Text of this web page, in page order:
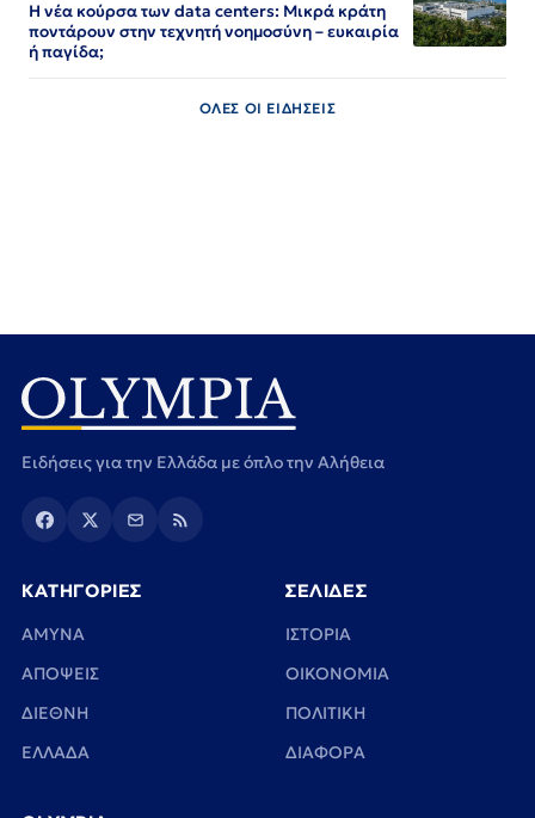
Η νέα κούρσα των data centers: Μικρά κράτη
ποντάρουν στην τεχνητή νοημοσύνη – ευκαιρία
ή παγίδα;
ΟΛΕΣ ΟΙ ΕΙΔΗΣΕΙΣ
Ειδήσεις για την Ελλάδα με όπλο την Αλήθεια
ΚΑΤΗΓΟΡΙΕΣ
ΑΜΥΝΑ
ΑΠΟΨΕΙΣ
ΔΙΕΘΝΗ
ΕΛΛΑΔΑ
ΣΕΛΙΔΕΣ
ΙΣΤΟΡΙΑ
ΟΙΚΟΝΟΜΙΑ
ΠΟΛΙΤΙΚΗ
ΔΙΑΦΟΡΑ